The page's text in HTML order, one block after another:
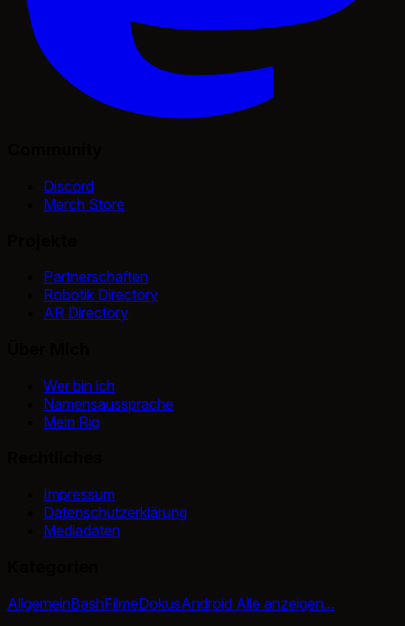
Discord
Merch Store
Partnerschaften
Robotik Directory
AR Directory
Wer bin ich
Namensaussprache
Mein Rig
Impressum
Datenschutzerklärung
Mediadaten
AllgemeinBashFilmeDokusAndroid Alle anzeigen...